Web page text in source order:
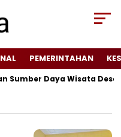
PEMERINTAHAN
Daya Wisata Desa